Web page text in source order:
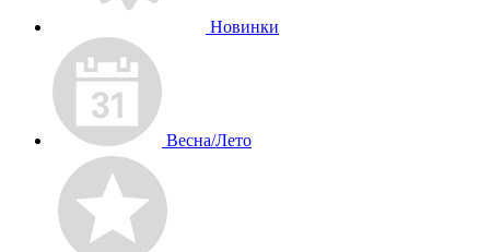
Новинки
Весна/Лето